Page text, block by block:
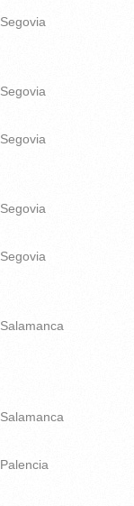
Segovia
Segovia
Segovia
Segovia
Segovia
Salamanca
Salamanca
Palencia